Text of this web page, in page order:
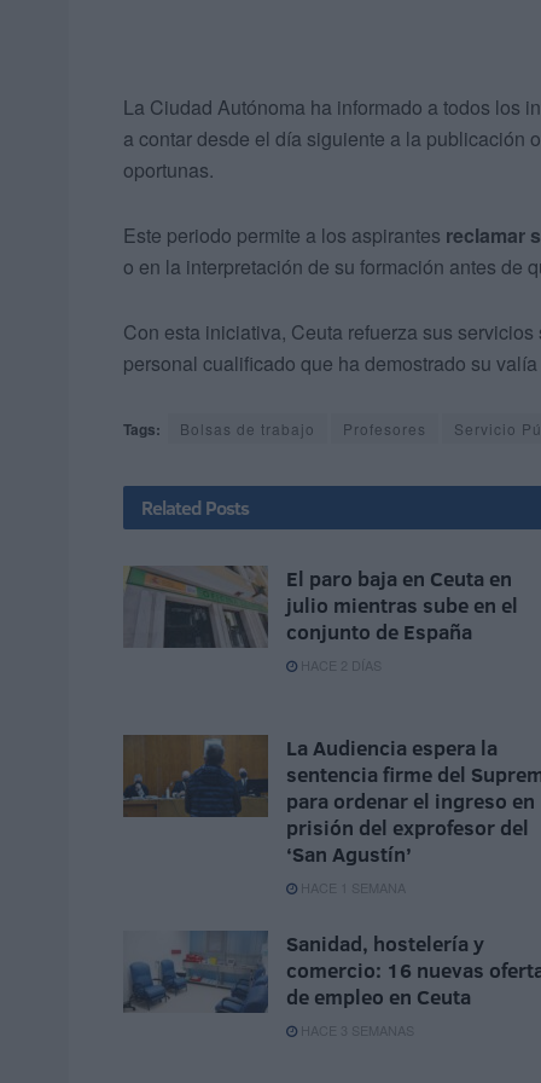
La Ciudad Autónoma ha informado a todos los
a contar desde el día siguiente a la publicación
oportunas.
Este periodo permite a los aspirantes reclamar
o en la interpretación de su formación antes de
Con esta iniciativa, Ceuta refuerza sus
personal cualificado que ha demostrado su
Tags: Bolsas de trabajo Profesores Servicio
Related Posts
El paro baja en Ceuta en
julio mientras sube en el
conjunto de España
HACE 2 DÍAS
La Audiencia espera la
sentencia firme del
para ordenar el ingreso en
prisión del exprofesor del
‘San Agustín’
HACE 1 SEMANA
Sanidad, hostelería y
comercio: 16 nuevas
de empleo en Ceuta
HACE 3 SEMANAS